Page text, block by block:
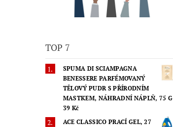
TOP 7
SPUMA DI SCIAMPAGNA
BENESSERE PARFÉMOVANÝ
TĚLOVÝ PUDR S PŘÍRODNÍM
MASTKEM, NÁHRADNÍ NÁPLŇ, 75 G
39 Kč
ACE CLASSICO PRACÍ GEL, 27